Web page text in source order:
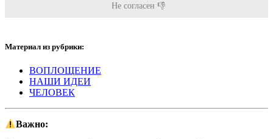
Не согласен 👎
Материал из рубрики:
ВОПЛОЩЕНИЕ
НАШИ ИДЕИ
ЧЕЛОВЕК
Важно: